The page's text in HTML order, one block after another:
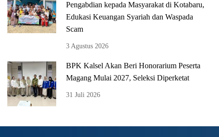
Pengabdian kepada Masyarakat di Kotabaru,
Edukasi Keuangan Syariah dan Waspada
Scam
3 Agustus 2026
BPK Kalsel Akan Beri Honorarium Peserta
Magang Mulai 2027, Seleksi Diperketat
31 Juli 2026